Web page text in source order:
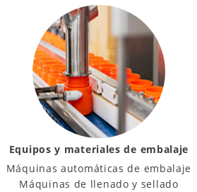
Equipos y materiales de embalaje
Máquinas automáticas de embalaje
Máquinas de llenado y sellado